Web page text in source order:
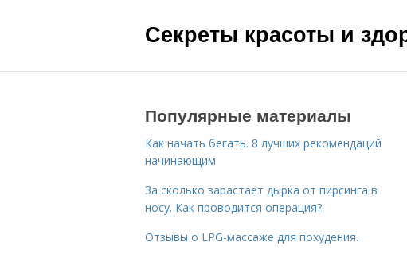
Секреты красоты и
Популярные материалы
Как начать бегать. 8 лучших рекомендаций
начинающим
За сколько зарастает дырка от пирсинга в
носу. Как проводится операция?
Отзывы о LPG-массаже для похудения.